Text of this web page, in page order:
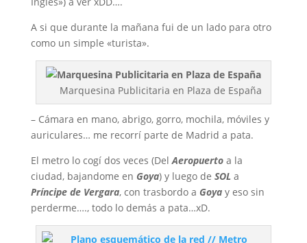
A si que durante la mañana fui de un lado para otro
como un simple «turista».
Marquesina Publicitaria en Plaza de España
– Cámara en mano, abrigo, gorro, mochila, móviles y
auriculares… me recorrí parte de Madrid a pata.
El metro lo cogí dos veces (DelAeropuertoa la
ciudad, bajandome en Goya) y luego de SOLa
Príncipe de Vergara, con trasbordo a Goyay eso sin
perderme…., todo lo demás a pata…xD.